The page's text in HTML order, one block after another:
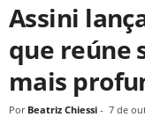
Assini
que reúne
mais
Por Beatriz Chiessi - 7 de